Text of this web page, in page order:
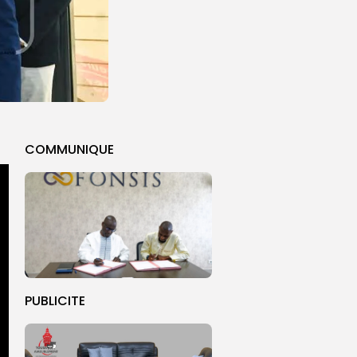
COMMUNIQUE
PUBLICITE